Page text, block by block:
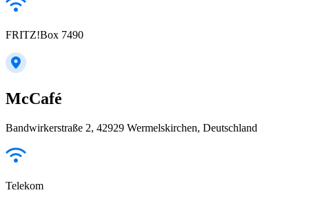
FRITZ!Box 7490
McCafé
Bandwirkerstraße 2, 42929 Wermelskirchen, Deutschland
Telekom